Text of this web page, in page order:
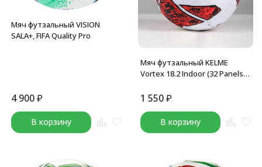
Мяч футзальный VISION
SALA+, FIFA Quality Pro
4 900₽
В корзину
Мяч футзальный KELME
Vortex 18.2 Indoor (32 Panels)
1 550₽
В корзину